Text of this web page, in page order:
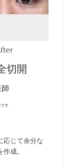
切開
す
応じて余分な
成。